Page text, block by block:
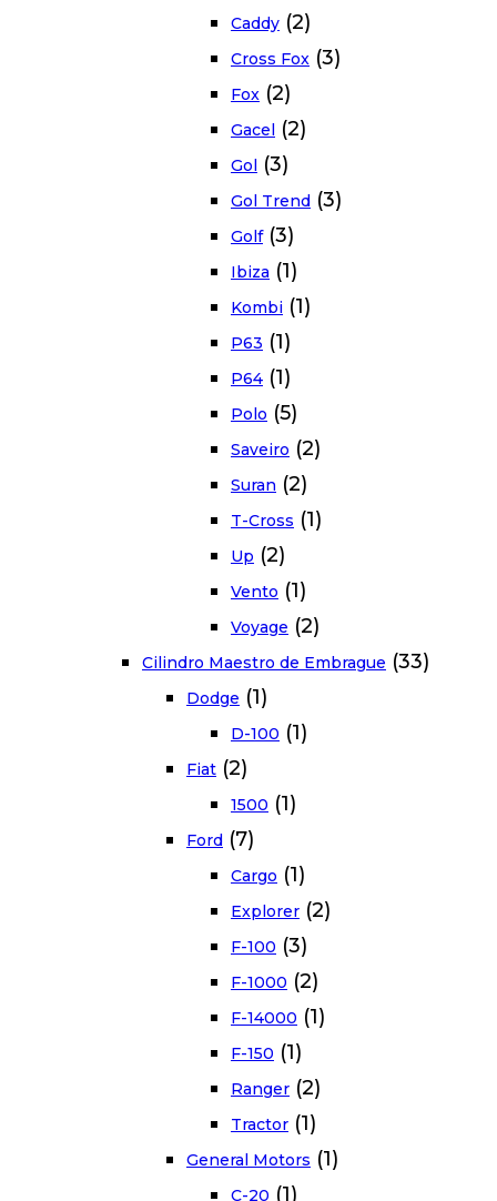
Caddy (2)
Cross Fox (3)
Fox (2)
Gacel (2)
Gol (3)
Gol Trend (3)
Golf (3)
Ibiza (1)
Kombi (1)
P63 (1)
P64 (1)
Polo (5)
Saveiro (2)
Suran (2)
T-Cross (1)
Up (2)
Vento (1)
Voyage (2)
Cilindro Maestro de Embrague (33)
Dodge (1)
D-100 (1)
Fiat (2)
1500 (1)
Ford (7)
Cargo (1)
Explorer (2)
F-100 (3)
F-1000 (2)
F-14000 (1)
F-150 (1)
Ranger (2)
Tractor (1)
General Motors (1)
C-20 (1)